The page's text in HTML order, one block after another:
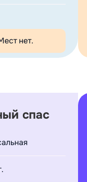
нет.
спас